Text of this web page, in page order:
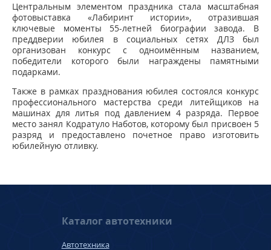
Центральным элементом праздника стала масштабная
фотовыставка «Лабиринт истории», отразившая
ключевые моменты 55-летней биографии завода. В
преддверии юбилея в социальных сетях ДЛЗ был
организован конкурс с одноимённым названием,
победители которого были награждены памятными
подарками.
Также в рамках празднования юбилея состоялся конкурс
профессионального мастерства среди литейщиков на
машинах для литья под давлением 4 разряда. Первое
место занял Кодратуло Наботов, которому был присвоен 5
разряд и предоставлено почетное право изготовить
юбилейную отливку.
Каталог автотехники
Автотехника